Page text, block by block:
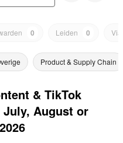
0 Leiden 0
Product & Supply Chain
& TikTok
August or